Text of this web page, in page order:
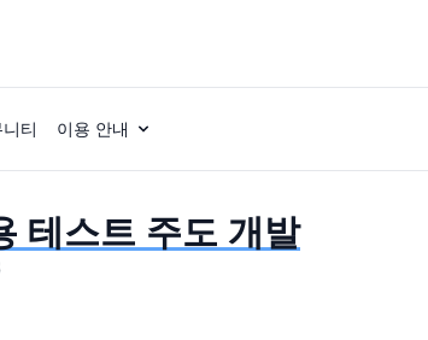
티 이용 안내
테스트 주도 개발